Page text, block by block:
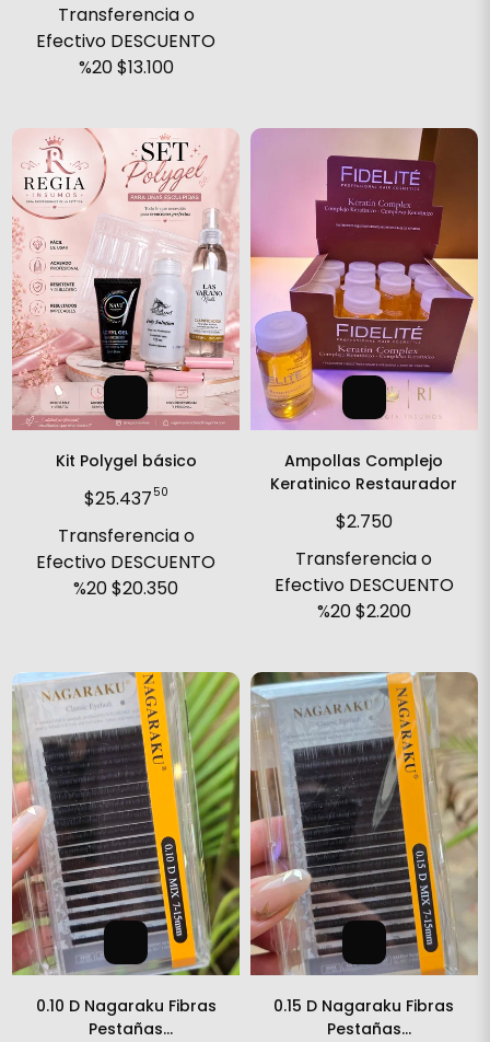
Transferencia o
Efectivo DESCUENTO
%20$13.100
Kit Polygel básico
$25.437 50
Transferencia o
Efectivo DESCUENTO
%20$20.350
Ampollas Complejo
Keratinico Restaurador
$2.750
Transferencia o
Efectivo DESCUENTO
%20$2.200
0.10 D Nagaraku Fibras
Pestañas
0.15 D Nagaraku Fibras
Pestañas